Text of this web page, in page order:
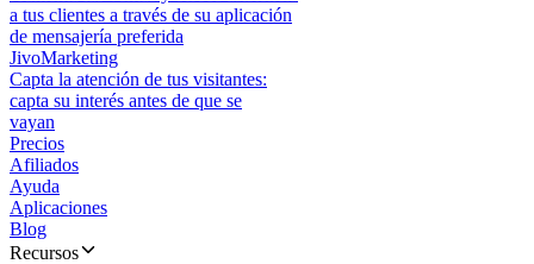
a tus clientes a través de su aplicación
de mensajería preferida
JivoMarketing
Capta la atención de tus visitantes:
capta su interés antes de que se
vayan
Precios
Afiliados
Ayuda
Aplicaciones
Blog
Recursos